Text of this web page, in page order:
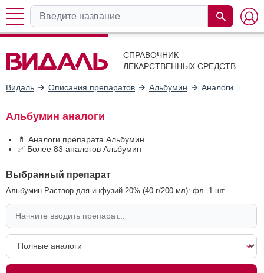
СПРАВОЧНИК
ЛЕКАРСТВЕННЫХ СРЕДСТВ
Видаль Описания препаратов Альбумин Аналоги
Альбумин аналоги
💊 Аналоги препарата Альбумин
✅ Более 83 аналогов Альбумин
Выбранный препарат
Альбумин Раствор для инфузий 20% (40 г/200 мл): фл. 1 шт.